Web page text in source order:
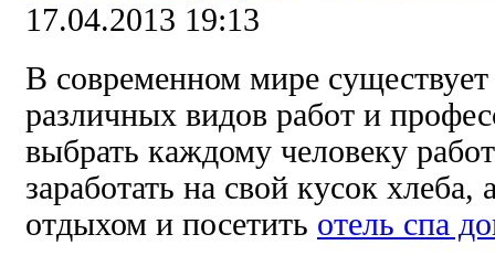
17.04.2013 19:13
В современном мире существует
различных видов работ и
выбрать каждому человеку
заработать на свой кусок хлеба,
отдыхом и посетить отель спа